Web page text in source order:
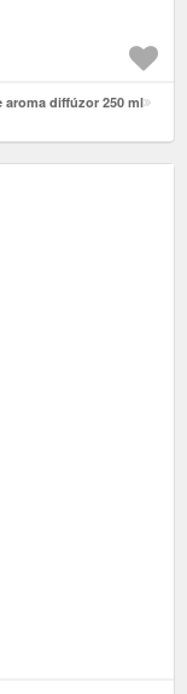
aroma diffúzor 250 ml